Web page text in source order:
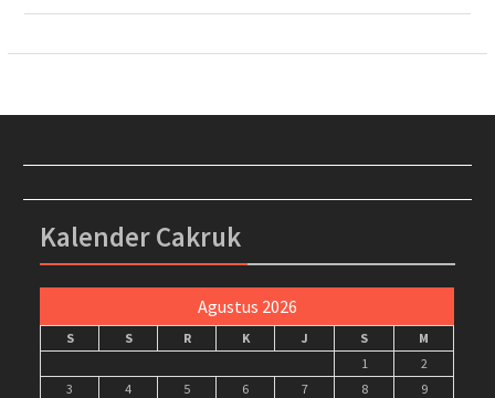
Kalender Cakruk
Agustus 2026
S S R K J S
M
1
2
3
4 5 6 7 8
9